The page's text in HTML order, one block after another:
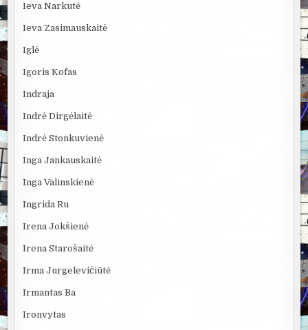
Ieva Narkutė
Ieva Zasimauskaitė
Iglė
Igoris Kofas
Indraja
Indrė Dirgėlaitė
Indrė Stonkuvienė
Inga Jankauskaitė
Inga Valinskienė
Ingrida Ru
Irena Jokšienė
Irena Starošaitė
Irma Jurgelevičiūtė
Irmantas Ba
Ironvytas